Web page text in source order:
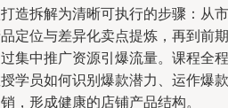
造拆解为清晰可执行的步骤：从
定位与差异化卖点提炼，再到前
集中推广资源引爆流量。课程全
学员如何识别爆款潜力、运作爆
，形成健康的店铺产品结构。